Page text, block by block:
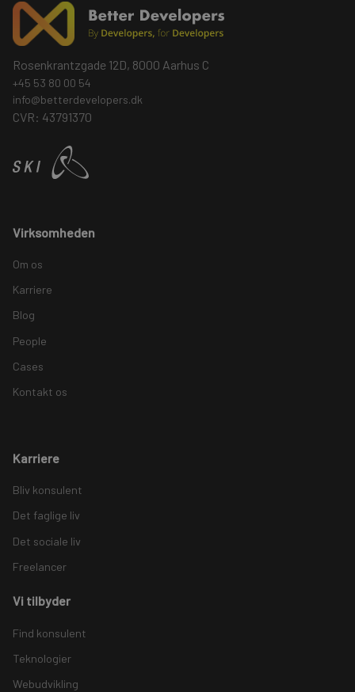
Rosenkrantzgade 12D, 8000 Aarhus C
+45 53 80 00 54
info@betterdevelopers.dk
CVR: 43791370
Virksomheden
Om os
Karriere
Blog
People
Cases
Kontakt os
Karriere
Bliv konsulent
Det faglige liv
Det sociale liv
Freelancer
Vi tilbyder
Find konsulent
Teknologier
Webudvikling